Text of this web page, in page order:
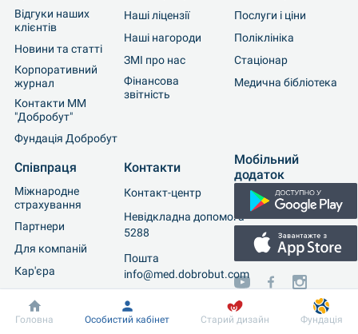
Відгуки наших
клієнтів
Новини та статті
Корпоративний
журнал
Контакти ММ
"Добробут"
Фундація Добробут
Наші ліцензії
Наші нагороди
ЗМІ про нас
Фінансова
звітність
Послуги і ціни
Поліклініка
Стаціонар
Медична бібліотека
Співпраця
Міжнародне
страхування
Партнери
Для компаній
Кар'єра
Контакти
Контакт-центр
Невідкладна допомога
5288
Пошта
info@med.dobrobut.com
Мобільний
додаток
Укр
Головна Особистий кабінет Старий дизайн Фундація